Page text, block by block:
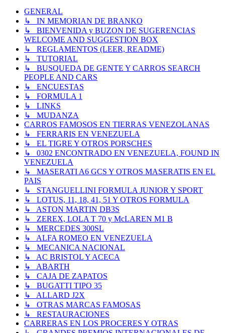
GENERAL
↳ IN MEMORIAN DE BRANKO
↳ BIENVENIDA y BUZON DE SUGERENCIAS
WELCOME AND SUGGESTION BOX
↳ REGLAMENTOS (LEER, README)
↳ TUTORIAL
↳ BUSQUEDA DE GENTE Y CARROS SEARCH
PEOPLE AND CARS
↳ ENCUESTAS
↳ FORMULA 1
↳ LINKS
↳ MUDANZA
CARROS FAMOSOS EN TIERRAS VENEZOLANAS
↳ FERRARIS EN VENEZUELA
↳ EL TIGRE Y OTROS PORSCHES
↳ 0302 ENCONTRADO EN VENEZUELA, FOUND IN
VENEZUELA
↳ MASERATI A6 GCS Y OTROS MASERATIS EN EL
PAIS
↳ STANGUELLINI FORMULA JUNIOR Y SPORT
↳ LOTUS, 11, 18, 41, 51 Y OTROS FORMULA
↳ ASTON MARTIN DB3S
↳ ZEREX, LOLA T 70 y McLAREN M1 B
↳ MERCEDES 300SL
↳ ALFA ROMEO EN VENEZUELA
↳ MECANICA NACIONAL
↳ AC BRISTOL Y ACECA
↳ ABARTH
↳ CAJA DE ZAPATOS
↳ BUGATTI TIPO 35
↳ ALLARD J2X
↳ OTRAS MARCAS FAMOSAS
↳ RESTAURACIONES
CARRERAS EN LOS PROCERES Y OTRAS